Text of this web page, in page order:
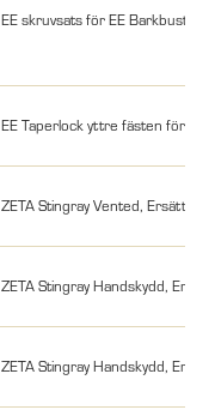
EE skruvsats för EE
EE Taperlock yttre fästen för EE
ZETA Stingray Vented,
ZETA Stingray Handskydd,
ZETA Stingray Handskydd,